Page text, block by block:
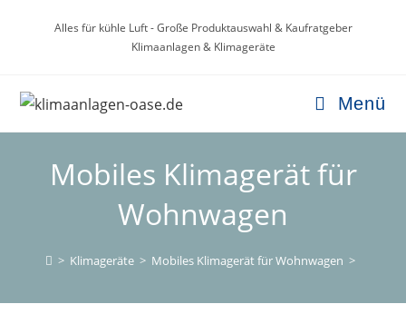
Alles für kühle Luft - Große Produktauswahl & Kaufratgeber
Klimaanlagen & Klimageräte
Menü
Mobiles Klimagerät für
Wohnwagen
> Klimageräte > Mobiles Klimagerät für Wohnwagen >